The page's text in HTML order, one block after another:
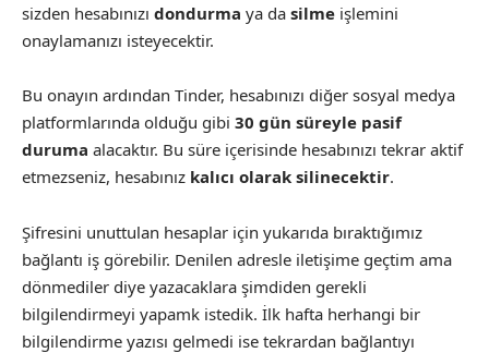
sizden hesabınızı dondurma ya da silme işlemini
onaylamanızı isteyecektir.
Bu onayın ardından Tinder, hesabınızı diğer sosyal medya
platformlarında olduğu gibi 30 gün süreyle pasif
duruma alacaktır. Bu süre içerisinde hesabınızı tekrar aktif
etmezseniz, hesabınız kalıcı olarak silinecektir.
Şifresini unuttulan hesaplar için yukarıda bıraktığımız
bağlantı iş görebilir. Denilen adresle iletişime geçtim ama
dönmediler diye yazacaklara şimdiden gerekli
bilgilendirmeyi yapamk istedik. İlk hafta herhangi bir
bilgilendirme yazısı gelmedi ise tekrardan bağlantıyı